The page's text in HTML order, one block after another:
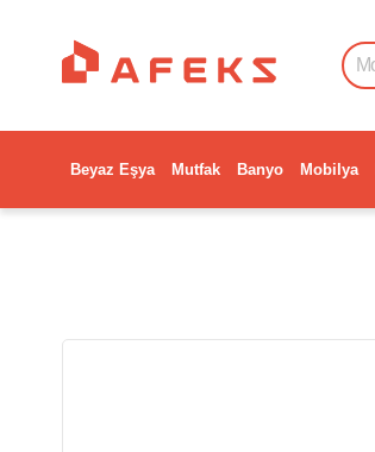
Beyaz Eşya Mutfak Banyo Mobilya